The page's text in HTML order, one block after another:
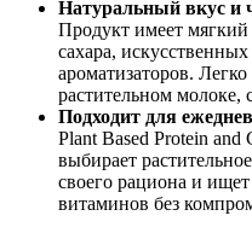
Натуральный вкус и
Продукт имеет мягкий
сахара,
ароматизаторов.
растительном молоке,
Подходит для
Plant Based Protein and
выбирает
своего рациона и
витаминов без